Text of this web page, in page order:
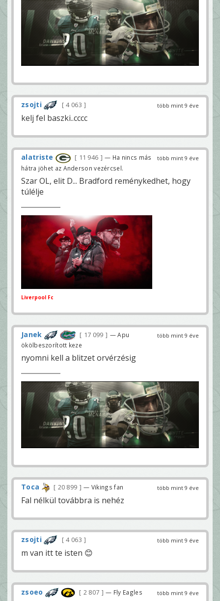
több mint 9 éve
zsojti 4 063
kelj fel baszki..cccc
több mint 9 éve
alatriste 11 946
— Ha nincs más
hátra jöhet az Anderson vezércsel.
Szar OL, elit D... Bradford reménykedhet, hogy
túlélje
Liverpool Fc
több mint 9 éve
Janek 17 099
— Apu
ökölbeszorított keze
nyomni kell a blitzet orvérzésig
több mint 9 éve
Toca 20 899 — Vikings fan
Fal nélkül továbbra is nehéz
több mint 9 éve
zsojti 4 063
m van itt te isten 😊
több mint 9 éve
zsoeo 2 807 — Fly Eagles